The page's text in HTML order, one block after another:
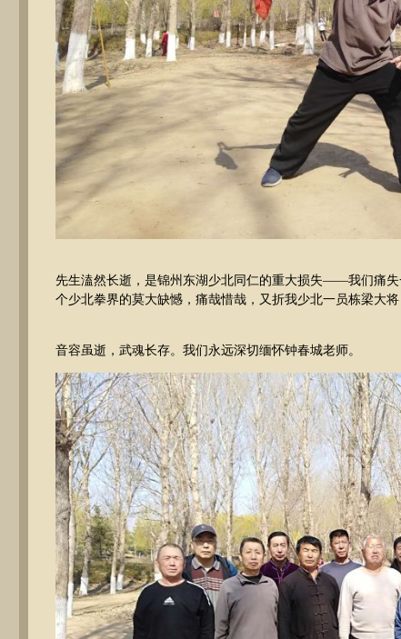
先生溘然长逝，是锦州东湖少北同仁的重大损失——我们痛
个少北拳界的莫大缺憾，痛哉惜哉，又折我少北一员栋梁大将
音容虽逝，武魂长存。我们永远深切缅怀钟春城老师。